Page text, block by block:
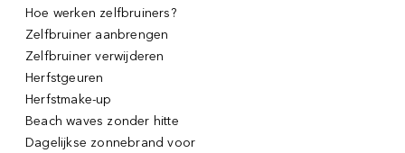
Hoe werken zelfbruiners?
Zelfbruiner aanbrengen
Zelfbruiner verwijderen
Herfstgeuren
Herfstmake-up
Beach waves zonder hitte
Dagelijkse zonnebrand voor